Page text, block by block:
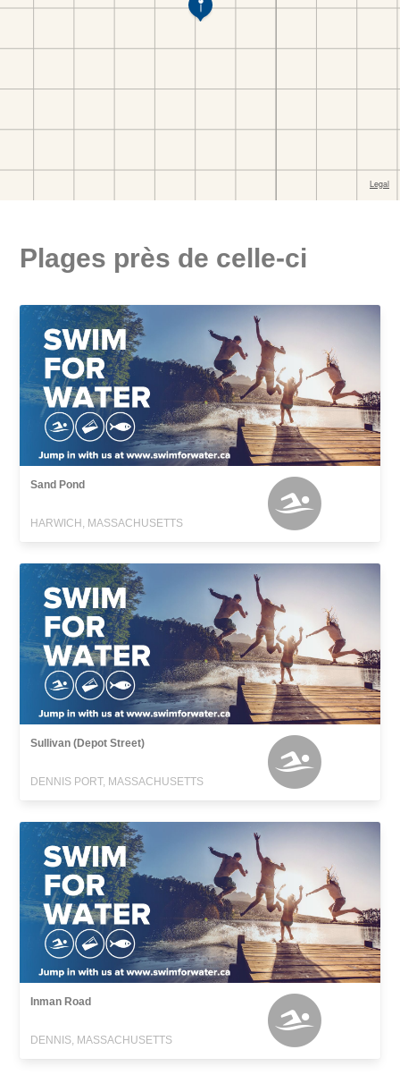
Plages près de celle-ci
Sand Pond
HARWICH, MASSACHUSETTS
Sullivan (Depot Street)
DENNIS PORT, MASSACHUSETTS
Inman Road
DENNIS, MASSACHUSETTS